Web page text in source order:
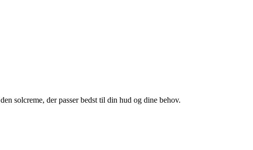
solcreme, der passer bedst til din hud og dine behov.